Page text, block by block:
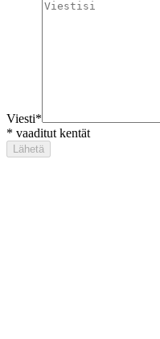
Viesti*
* vaaditut kentät